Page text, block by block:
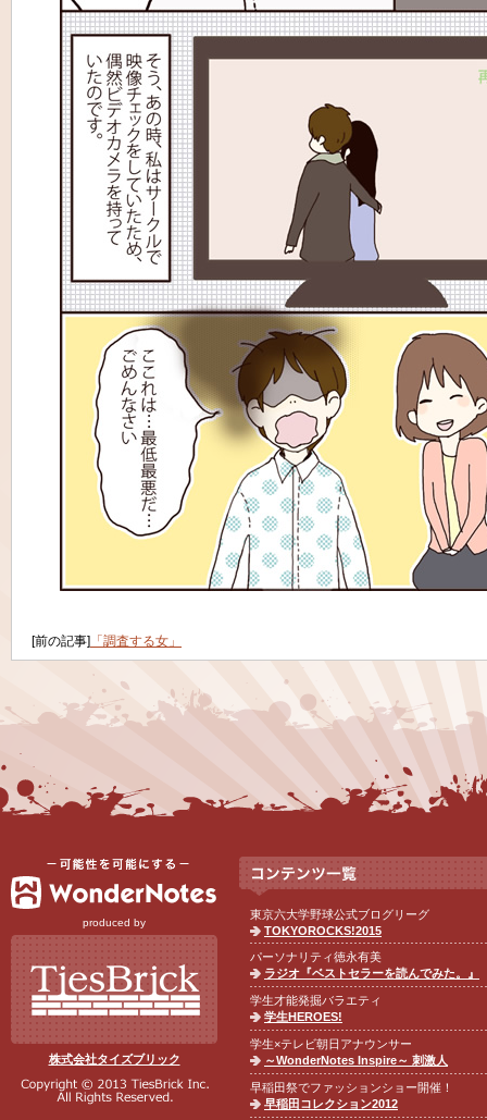
[前の記事] 「調査する女」
produced by
株式会社タイズブリック
東京六大学野球公式ブログリーグ
TOKYOROCKS!2015
パーソナリティ徳永有美
ラジオ『ベストセラーを読んでみた。』
学生才能発掘バラエティ
学生HEROES!
学生×テレビ朝日アナウンサー
～WonderNotes Inspire～ 刺激人
早稲田祭でファッションショー開催！
早稲田コレクション2012